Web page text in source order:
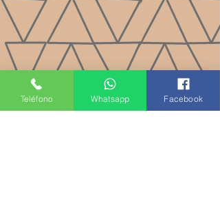
Teléfono Whatsapp Facebook